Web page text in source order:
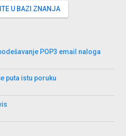
U BAZI ZNANJA
POP3 email naloga
puta istu poruku